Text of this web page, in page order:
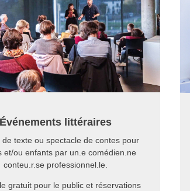
Événements littéraires
de texte ou spectacle de contes pour
et/ou enfants par un.e comédien.ne
conteu.r.se professionnel.le.
gratuit pour le public et réservations